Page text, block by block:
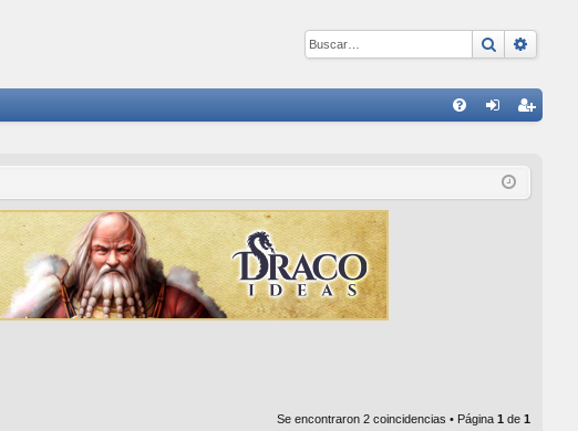
Buscar
ist
Se encontraron 2 coincidencias • Página 1 de 1